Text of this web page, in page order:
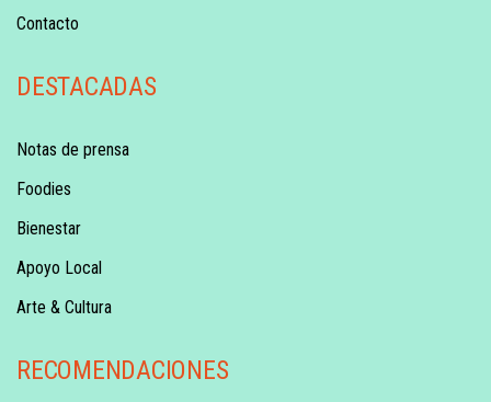
Contacto
DESTACADAS
Notas de prensa
Foodies
Bienestar
Apoyo Local
Arte & Cultura
RECOMENDACIONES